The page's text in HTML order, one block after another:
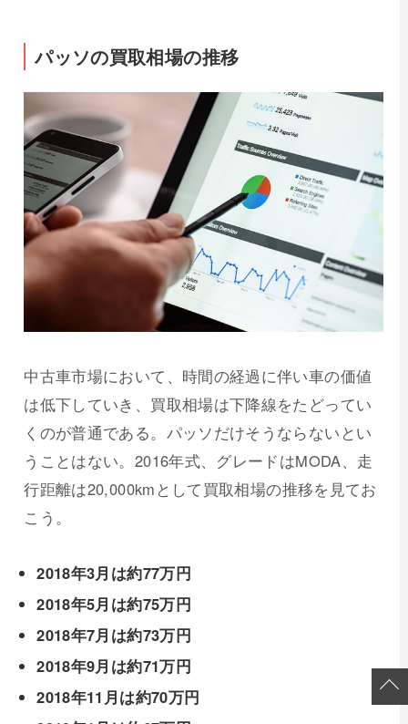
パッソの買取相場の推移
中古車市場において、時間の経過に伴い車の価値
は低下していき、買取相場は下降線をたどってい
くのが普通である。パッソだけそうならないとい
うことはない。2016年式、グレードはMODA、走
行距離は20,000kmとして買取相場の推移を見てお
こう。
2018年3月は約77万円
2018年5月は約75万円
2018年7月は約73万円
2018年9月は約71万円
2018年11月は約70万円